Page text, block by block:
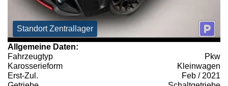
Standort Zentrallager
Allgemeine Daten:
Fahrzeugtyp
Pkw
Karosserieform
Kleinwagen
Erst-Zul.
Feb / 2021